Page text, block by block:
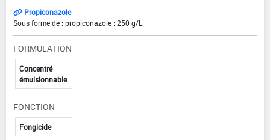
Propiconazole
Sous forme de : propiconazole : 250 g/L
FORMULATION
Concentré
émulsionnable
FONCTION
Fongicide